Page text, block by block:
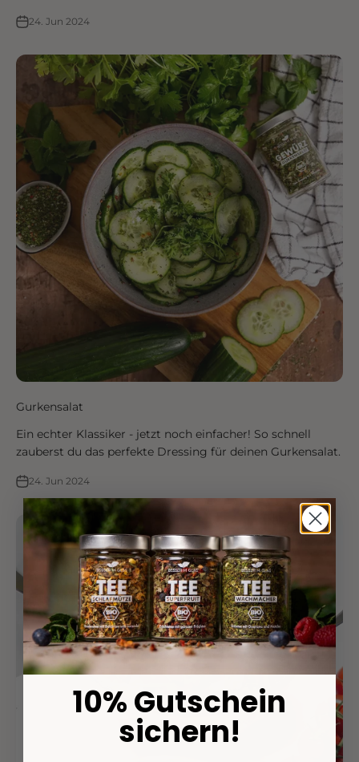
24. Jun 2024
Gurkensalat
Ein echter Klassiker - jetzt noch einfacher! So schnell
zauberst du das perfekte Dressing für deinen Gurkensalat.
24. Jun 2024
10% Gutschein
sichern!